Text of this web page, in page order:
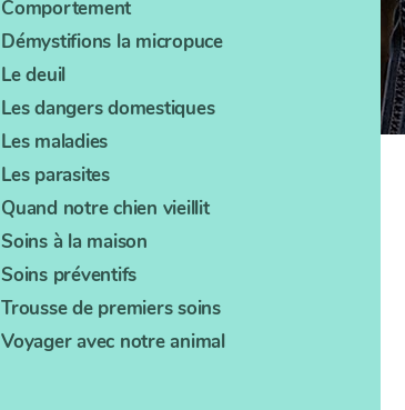
Comportement
Démystifions la micropuce
Le deuil
Les dangers domestiques
Les maladies
Les parasites
Quand notre chien vieillit
Soins à la maison
Soins préventifs
Trousse de premiers soins
Voyager avec notre animal